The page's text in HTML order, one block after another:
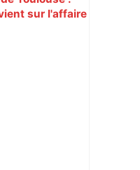
sur l'affaire